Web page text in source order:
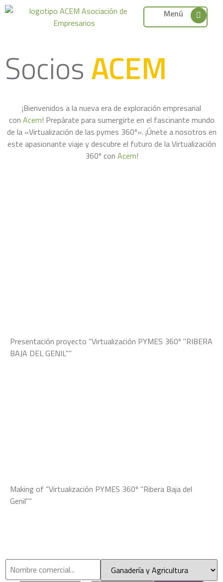
Menú
SociosACEM
¡Bienvenidos a la nueva era de exploración empresarial
con Acem! Prepárate para sumergirte en el fascinante mundo
de la «Virtualización de las pymes 360º». ¡Únete a nosotros en
este apasionante viaje y descubre el futuro de la Virtualización
360º con Acem!
Presentación proyecto “Virtualización PYMES 360º "RIBERA
BAJA DEL GENIL"”
Making of “Virtualización PYMES 360º "Ribera Baja del
Genil"”